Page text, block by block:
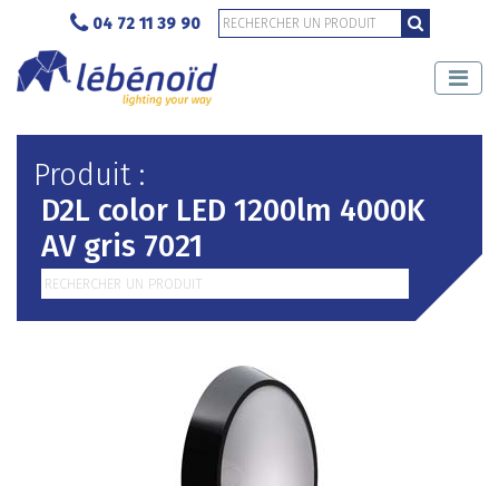
04 72 11 39 90
Produit :
D2L color LED 1200lm 4000K
AV gris 7021